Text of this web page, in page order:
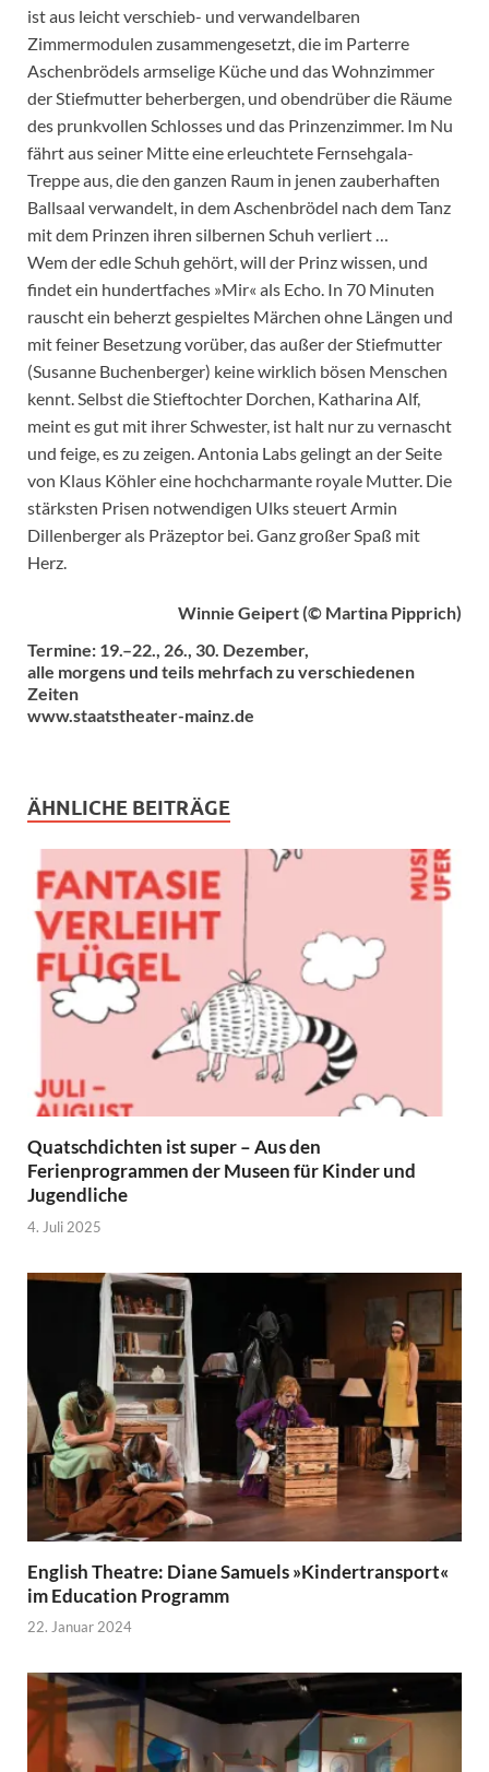
ist aus leicht verschieb- und verwandelbaren
Zimmermodulen zusammengesetzt, die im Parterre
Aschenbrödels armselige Küche und das Wohnzimmer
der Stiefmutter beherbergen, und obendrüber die Räume
des prunkvollen Schlosses und das Prinzenzimmer. Im Nu
fährt aus seiner Mitte eine erleuchtete Fernsehgala-
Treppe aus, die den ganzen Raum in jenen zauberhaften
Ballsaal verwandelt, in dem Aschenbrödel nach dem Tanz
mit dem Prinzen ihren silbernen Schuh verliert …
Wem der edle Schuh gehört, will der Prinz wissen, und
findet ein hundertfaches »Mir« als Echo. In 70 Minuten
rauscht ein beherzt gespieltes Märchen ohne Längen und
mit feiner Besetzung vorüber, das außer der Stiefmutter
(Susanne Buchenberger) keine wirklich bösen Menschen
kennt. Selbst die Stieftochter Dorchen, Katharina Alf,
meint es gut mit ihrer Schwester, ist halt nur zu vernascht
und feige, es zu zeigen. Antonia Labs gelingt an der Seite
von Klaus Köhler eine hochcharmante royale Mutter. Die
stärksten Prisen notwendigen Ulks steuert Armin
Dillenberger als Präzeptor bei. Ganz großer Spaß mit
Herz.
Winnie Geipert (© Martina Pipprich)
Termine: 19.–22., 26., 30. Dezember,
alle morgens und teils mehrfach zu verschiedenen
Zeiten
www.staatstheater-mainz.de
ÄHNLICHE BEITRÄGE
Quatschdichten ist super – Aus den
Ferienprogrammen der Museen für Kinder und
Jugendliche
4. Juli 2025
English Theatre: Diane Samuels »Kindertransport«
im Education Programm
22. Januar 2024